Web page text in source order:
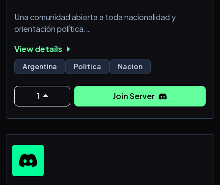
Una comunidad abierta a toda nacionalidad y
orientación política.
"La nación no puede vivir sin libertad. Y la libertad no
puede vivir si no está resguardada por la nación."
View details
Argentina Politica Nacion
1 Join Server